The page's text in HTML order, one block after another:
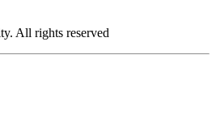
All rights reserved